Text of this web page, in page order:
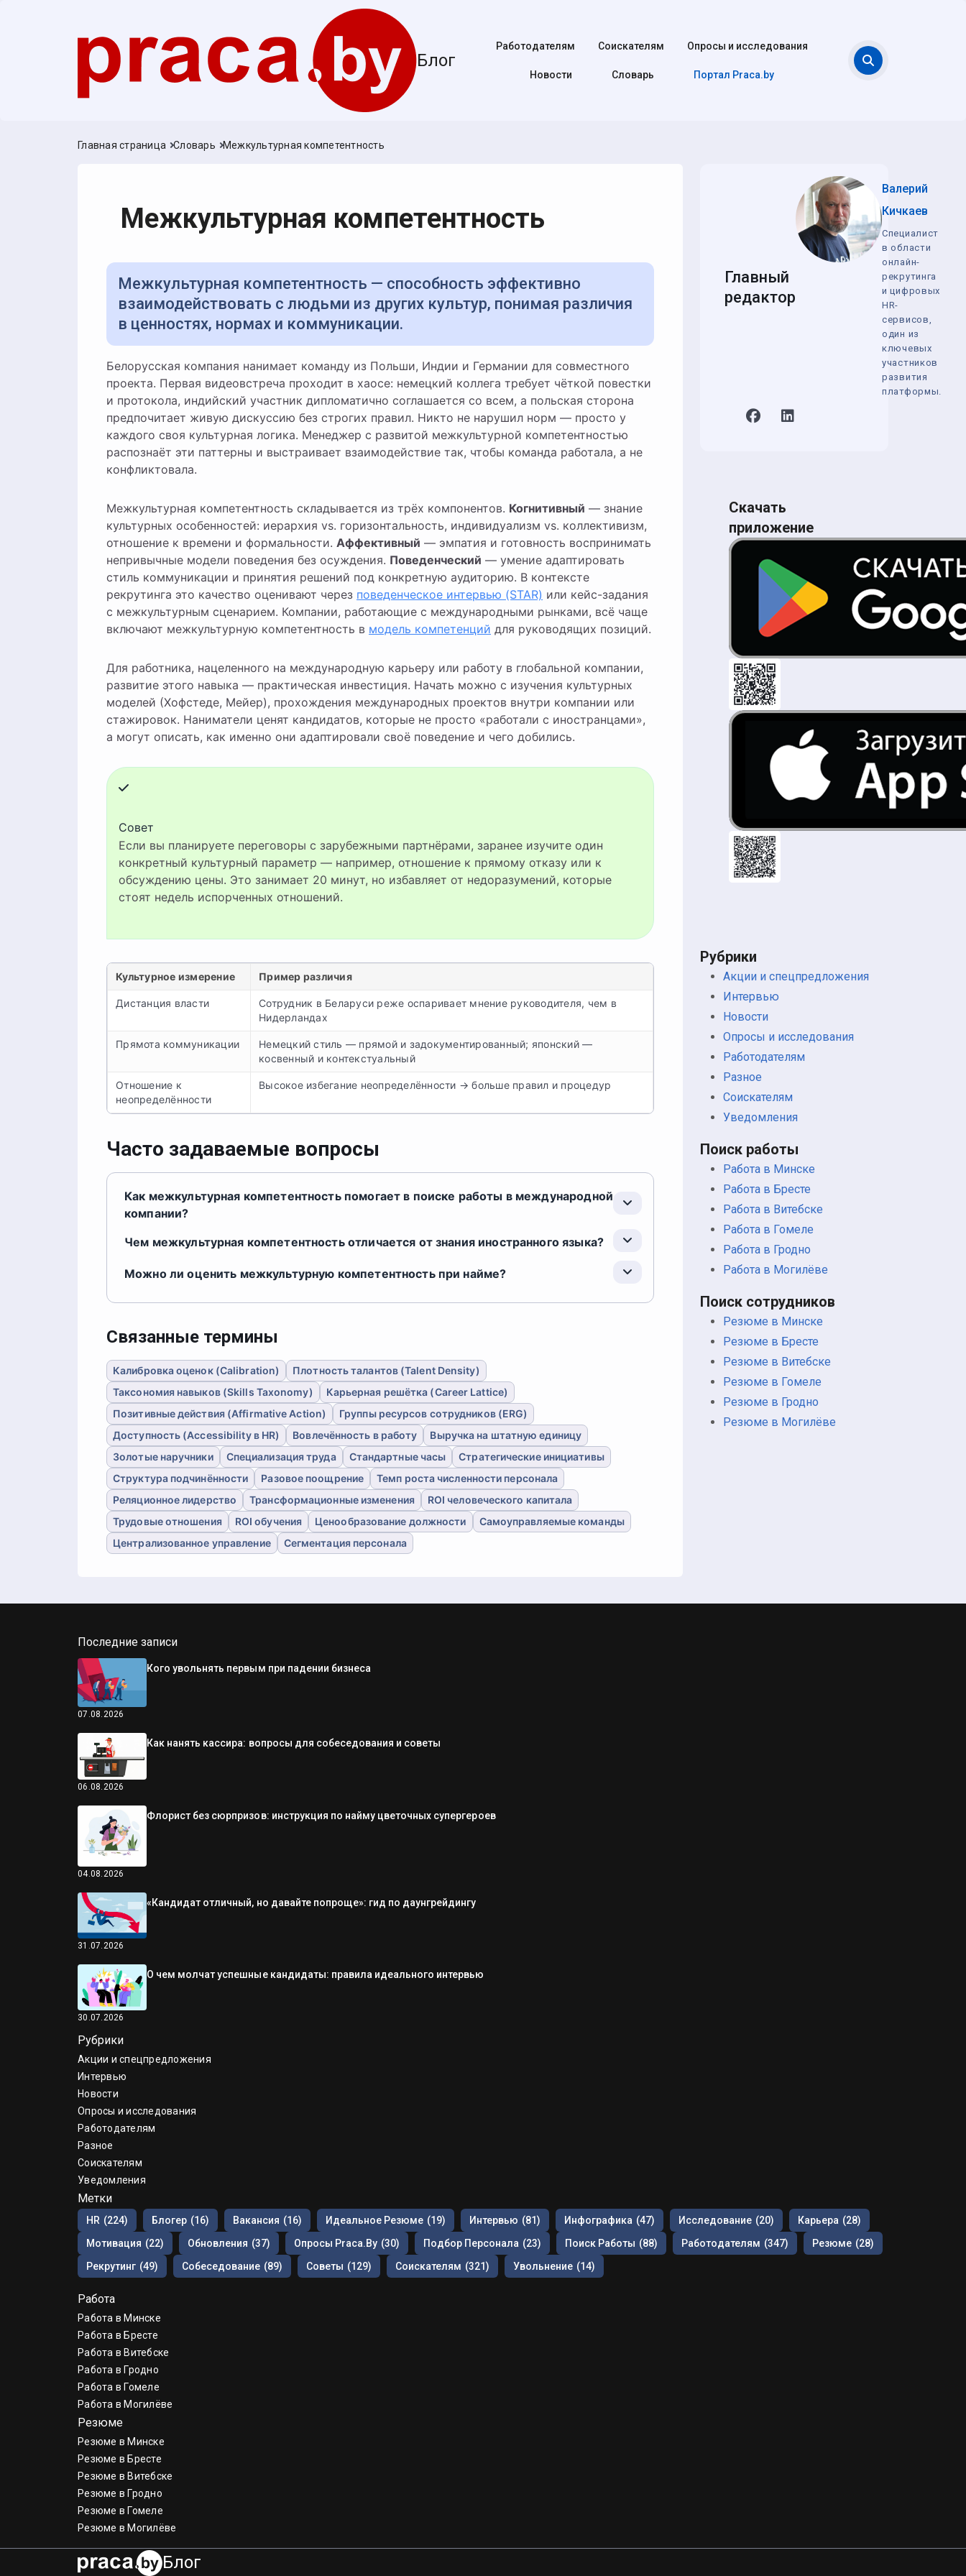
Блог
Работодателям Соискателям Опросы и исследования
Новости Cловарь Портал Praca.by
Главная страница Словарь Межкультурная компетентность
Межкультурная компетентность
Межкультурная компетентность — способность эффективно
взаимодействовать с людьми из других культур, понимая различия
в ценностях, нормах и коммуникации.
Белорусская компания нанимает команду из Польши, Индии и Германии для совместного
проекта. Первая видеовстреча проходит в хаосе: немецкий коллега требует чёткой повестки
и протокола, индийский участник дипломатично соглашается со всем, а польская сторона
предпочитает живую дискуссию без строгих правил. Никто не нарушил норм — просто у
каждого своя культурная логика. Менеджер с развитой межкультурной компетентностью
распознаёт эти паттерны и выстраивает взаимодействие так, чтобы команда работала, а не
конфликтовала.
Межкультурная компетентность складывается из трёх компонентов. Когнитивный — знание
культурных особенностей: иерархия vs. горизонтальность, индивидуализм vs. коллективизм,
отношение к времени и формальности. Аффективный — эмпатия и готовность воспринимать
непривычные модели поведения без осуждения. Поведенческий — умение адаптировать
стиль коммуникации и принятия решений под конкретную аудиторию. В контексте
рекрутинга это качество оценивают через поведенческое интервью (STAR) или кейс-задания
с межкультурным сценарием. Компании, работающие с международными рынками, всё чаще
включают межкультурную компетентность в модель компетенций для руководящих позиций.
Для работника, нацеленного на международную карьеру или работу в глобальной компании,
развитие этого навыка — практическая инвестиция. Начать можно с изучения культурных
моделей (Хофстеде, Мейер), прохождения международных проектов внутри компании или
стажировок. Наниматели ценят кандидатов, которые не просто «работали с иностранцами»,
а могут описать, как именно они адаптировали своё поведение и чего добились.
Совет
Если вы планируете переговоры с зарубежными партнёрами, заранее изучите один
конкретный культурный параметр — например, отношение к прямому отказу или к
обсуждению цены. Это занимает 20 минут, но избавляет от недоразумений, которые
стоят недель испорченных отношений.
Культурное измерение Пример различия
Дистанция власти
Сотрудник в Беларуси реже оспаривает мнение руководителя, чем в
Нидерландах
Прямота коммуникации
Немецкий стиль — прямой и задокументированный; японский —
косвенный и контекстуальный
Отношение к
неопределённости
Высокое избегание неопределённости → больше правил и процедур
Часто задаваемые вопросы
Как межкультурная компетентность помогает в поиске работы в международной
компании?
Чем межкультурная компетентность отличается от знания иностранного языка?
Можно ли оценить межкультурную компетентность при найме?
Связанные термины
Калибровка оценок (Calibration)
Плотность талантов (Talent Density)
Таксономия навыков (Skills Taxonomy)
Карьерная решётка (Career Lattice)
Позитивные действия (Affirmative Action)
Группы ресурсов сотрудников (ERG)
Доступность (Accessibility в HR)
Вовлечённость в работу
Выручка на штатную единицу
Золотые наручники
Специализация труда Стандартные часы
Стратегические инициативы
Структура подчинённости
Разовое поощрение
Темп роста численности персонала
Реляционное лидерство
Трансформационные изменения
ROI человеческого капитала
Трудовые отношения
ROI обучения Ценообразование должности
Самоуправляемые команды
Централизованное управление
Сегментация персонала
Главный
редактор
Валерий
Кичкаев
Специалист
в области
онлайн-
рекрутинга
и цифровых
HR-
сервисов,
один из
ключевых
участников
развития
платформы.
Скачать
приложение
Рубрики
Акции и спецпредложения
Интервью
Новости
Опросы и исследования
Работодателям
Разное
Соискателям
Уведомления
Поиск работы
Работа в Минске
Работа в Бресте
Работа в Витебске
Работа в Гомеле
Работа в Гродно
Работа в Могилёве
Поиск сотрудников
Резюме в Минске
Резюме в Бресте
Резюме в Витебске
Резюме в Гомеле
Резюме в Гродно
Резюме в Могилёве
Последние записи
07.08.2026
Кого увольнять первым при падении бизнеса
06.08.2026
Как нанять кассира: вопросы для собеседования и советы
04.08.2026
Флорист без сюрпризов: инструкция по найму цветочных супергероев
31.07.2026
«Кандидат отличный, но давайте попроще»: гид по даунгрейдингу
30.07.2026
О чем молчат успешные кандидаты: правила идеального интервью
Рубрики
Акции и спецпредложения
Интервью
Новости
Опросы и исследования
Работодателям
Разное
Соискателям
Уведомления
Метки
HR (224) Блогер (16) Вакансия (16) Идеальное Резюме (19) Интервью (81) Инфографика (47) Исследование (20) Карьера (28)
Мотивация (22) Обновления (37) Опросы Praca.by (30) Подбор Персонала (23) Поиск Работы (88) Работодателям (347) Резюме (28)
Рекрутинг (49) Собеседование (89) Советы (129) Соискателям (321) Увольнение (14)
Работа
Работа в Минске
Работа в Бресте
Работа в Витебске
Работа в Гродно
Работа в Гомеле
Работа в Могилёве
Резюме
Резюме в Минске
Резюме в Бресте
Резюме в Витебске
Резюме в Гродно
Резюме в Гомеле
Резюме в Могилёве
Блог